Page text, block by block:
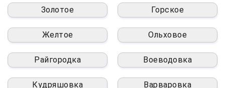
Золотое Горское
Желтое Ольховое
Райгородка Воеводовка
Кудряшовка Варваровка